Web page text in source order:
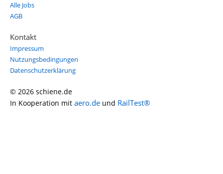
Alle Jobs
AGB
Kontakt
Impressum
Nutzungsbedingungen
Datenschutzerklärung
© 2026 schiene.de
In Kooperation mit aero.de und RailTest®